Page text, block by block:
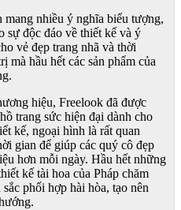
nhiều ý nghĩa biểu tượng,
sự độc đáo về thiết kế và ý
vẻ đẹp trang nhã và thời
hầu hết các sản phẩm của
hiệu, Freelook đã được
trang sức hiện đại dành cho
kế, ngoại hình là rất quan
gian để giúp các quý cô đẹp
hơn mỗi ngày. Hầu hết những
kế tài hoa của Pháp chăm
phối hợp hài hòa, tạo nên